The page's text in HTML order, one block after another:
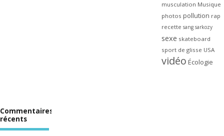
musculation Musique
photos pollution rap
recette sang sarkozy
sexe skateboard
sport de glisse USA
vidéo Écologie
Commentaires
récents